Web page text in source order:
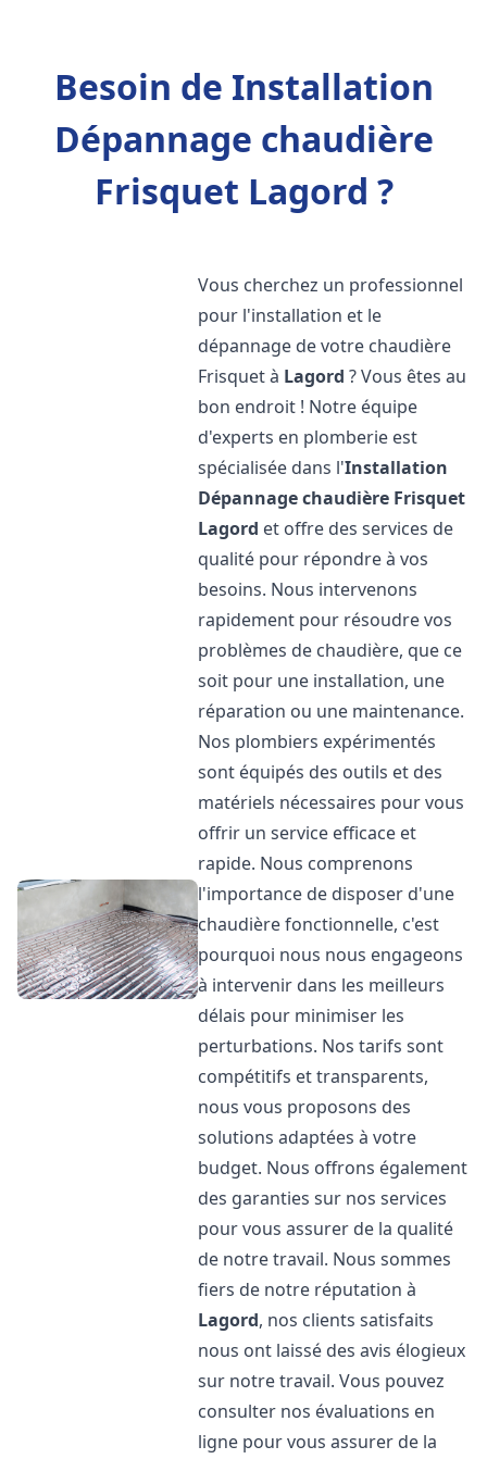
Besoin de Installation
Dépannage chaudière
Frisquet Lagord ?
Vous cherchez un professionnel
pour l'installation et le
dépannage de votre chaudière
Frisquet à Lagord ? Vous êtes au
bon endroit ! Notre équipe
d'experts en plomberie est
spécialisée dans l'Installation
Dépannage chaudière Frisquet
Lagord et offre des services de
qualité pour répondre à vos
besoins. Nous intervenons
rapidement pour résoudre vos
problèmes de chaudière, que ce
soit pour une installation, une
réparation ou une maintenance.
Nos plombiers expérimentés
sont équipés des outils et des
matériels nécessaires pour vous
offrir un service efficace et
rapide. Nous comprenons
l'importance de disposer d'une
chaudière fonctionnelle, c'est
pourquoi nous nous engageons
à intervenir dans les meilleurs
délais pour minimiser les
perturbations. Nos tarifs sont
compétitifs et transparents,
nous vous proposons des
solutions adaptées à votre
budget. Nous offrons également
des garanties sur nos services
pour vous assurer de la qualité
de notre travail. Nous sommes
fiers de notre réputation à
Lagord, nos clients satisfaits
nous ont laissé des avis élogieux
sur notre travail. Vous pouvez
consulter nos évaluations en
ligne pour vous assurer de la